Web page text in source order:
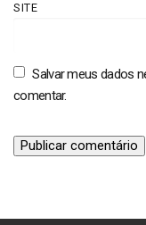
SITE
Salvar meus dados
comentar.